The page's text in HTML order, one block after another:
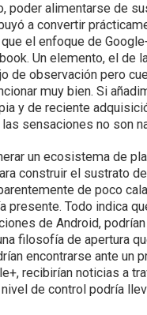
poder alimentarse de
a convertir
el enfoque de
Un elemento, el de
de observación pero
muy bien. Si
y de reciente
sensaciones no son
un ecosistema de
construir el sustrato
de poco
presente. Todo indica
de Android,
filosofía de apertura
encontrarse ante un
recibirían noticias a
de control podría